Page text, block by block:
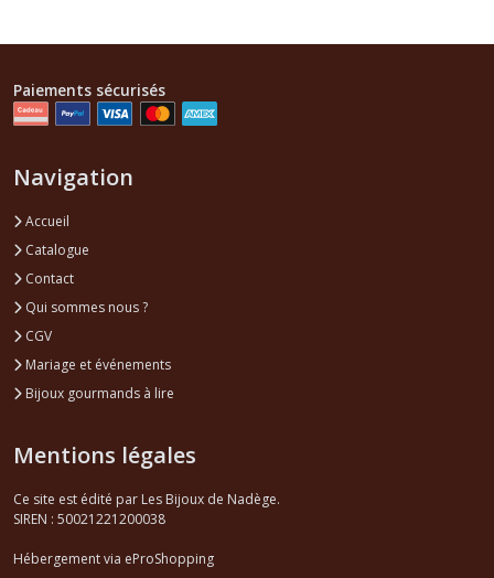
Paiements sécurisés
Navigation
Accueil
Catalogue
Contact
Qui sommes nous ?
CGV
Mariage et événements
Bijoux gourmands à lire
Mentions légales
Ce site est édité par Les Bijoux de Nadège.
SIREN : 50021221200038
Hébergement via eProShopping